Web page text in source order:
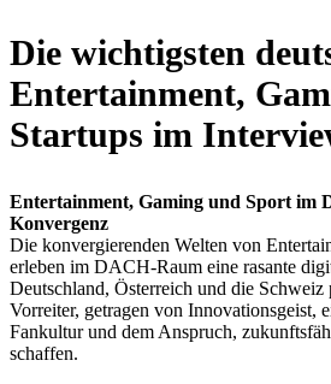
Die wichtigsten
Entertainment,
Startups im
Entertainment, Gaming und Sport im
Konvergenz
Die konvergierenden Welten von
erleben im DACH-Raum eine rasante
Deutschland, Österreich und die Schweiz
Vorreiter, getragen von Innovationsgeist,
Fankultur und dem Anspruch,
schaffen.